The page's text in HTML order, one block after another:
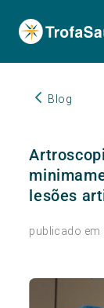
Blog
lesões
publicado em